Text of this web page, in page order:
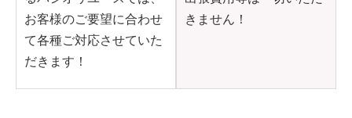
お客様のご要望に合わせ
て各種ご対応させていた
だきます！
きません！